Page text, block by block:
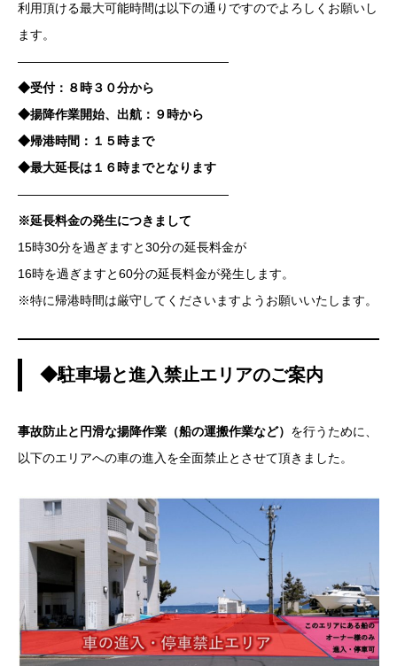
利用頂ける最大可能時間は以下の通りですのでよろしくお願いし
ます。
—————————————————
◆受付：８時３０分から
◆揚降作業開始、出航：９時から
◆帰港時間：１５時まで
◆最大延長は１６時までとなります
—————————————————
※延長料金の発生につきまして
15時30分を過ぎますと30分の延長料金が
16時を過ぎますと60分の延長料金が発生します。
※特に帰港時間は厳守してくださいますようお願いいたします。
◆駐車場と進入禁止エリアのご案内
事故防止と円滑な揚降作業（船の運搬作業など） を行うために、
以下のエリアへの車の進入を全面禁止とさせて頂きました。